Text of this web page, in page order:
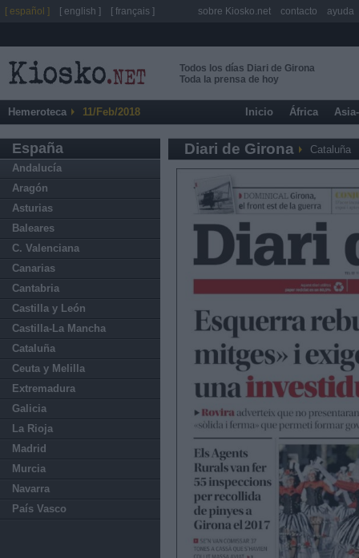
Todos los días Diari de Girona
Toda la prensa de hoy
Hemeroteca 11/Feb/2018 Inicio África
España
Andalucía
Aragón
Asturias
Baleares
C. Valenciana
Canarias
Cantabria
Castilla y León
Castilla-La Mancha
Cataluña
Ceuta y Melilla
Extremadura
Galicia
La Rioja
Madrid
Murcia
Navarra
País Vasco
Diari de Girona Cataluña
[ español ] [ english ] [ français ] sobre Kiosko.net contacto ayuda